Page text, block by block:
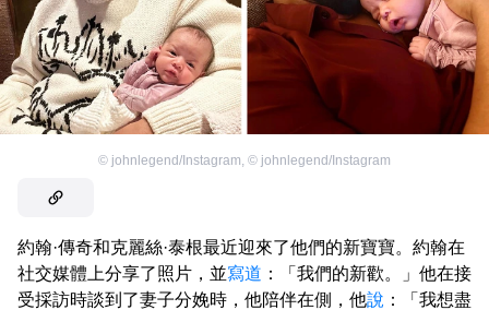
© johnlegend/Instagram, © johnlegend/Instagram
約翰·傳奇和克麗絲·泰根最近迎來了他們的新寶寶。約翰在
社交媒體上分享了照片，並寫道 ：「我們的新歡。」他在接
受採訪時談到了妻子分娩時，他陪伴在側，他說 ：「我想盡